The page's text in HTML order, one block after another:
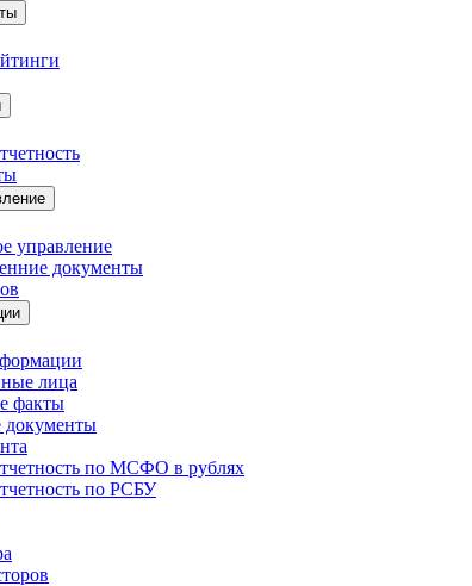
управление
документы
лица
факты
по МСФО в рублях
по РСБУ